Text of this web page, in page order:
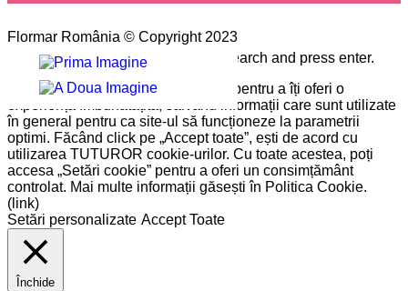
Flormar România © Copyright 2023
Please type the word you want to search and press enter.
Pe site-ul nostru folosim cookie-uri pentru a îți oferi o
experiență îmbunătățită, salvând informații care sunt utilizate
în general pentru ca site-ul să funcționeze la parametrii
optimi. Făcând click pe „Accept toate”, ești de acord cu
utilizarea TUTUROR cookie-urilor. Cu toate acestea, poți
accesa „Setări cookie” pentru a oferi un consimțământ
controlat. Mai multe informații găsești în Politica Cookie.
(link)
Setări personalizate Accept Toate
Închide